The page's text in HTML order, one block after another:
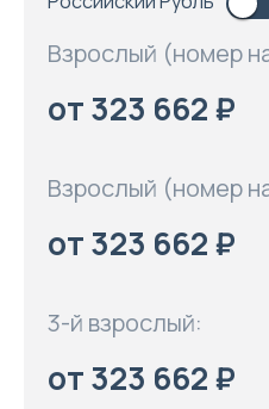
Взрослый (номер
от 323 662 ₽
Взрослый (номер
от 323 662 ₽
3-й взрослый:
от 323 662 ₽